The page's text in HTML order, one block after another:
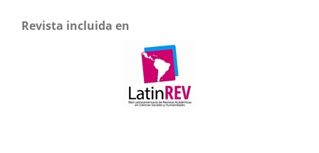
Revista incluida en